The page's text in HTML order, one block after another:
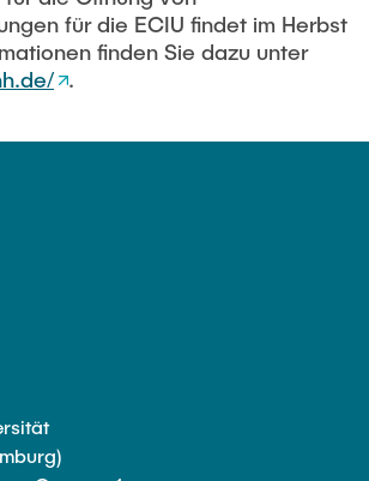
für die ECIU findet im Herbst
finden Sie dazu unter
.